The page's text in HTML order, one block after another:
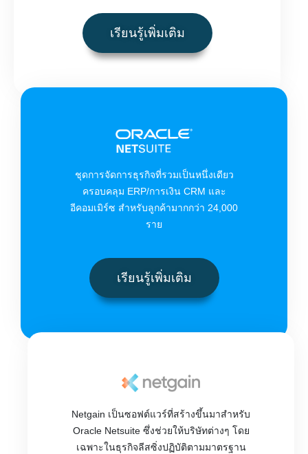
เรียนรู้เพิ่มเติม
ชุดการจัดการธุรกิจที่รวมเป็นหนึ่งเดียว
ครอบคลุม ERP/การเงิน CRM และ
อีคอมเมิร์ซ สำหรับลูกค้ามากกว่า 24,000
ราย
เรียนรู้เพิ่มเติม
Netgain เป็นซอฟต์แวร์ที่สร้างขึ้นมาสำหรับ
Oracle Netsuite ซึ่งช่วยให้บริษัทต่างๆ โดย
เฉพาะในธุรกิจลีสซิ่งปฏิบัติตามมาตรฐาน